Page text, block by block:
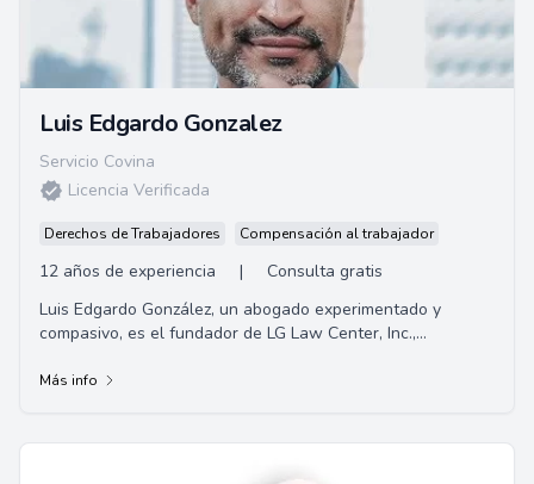
Luis Edgardo Gonzalez
Servicio Covina
Licencia Verificada
Derechos de Trabajadores Compensación al trabajador
12 años de experiencia |
Consulta gratis
Luis Edgardo González, un abogado experimentado y
compasivo, es el fundador de LG Law Center, Inc.,
Más info